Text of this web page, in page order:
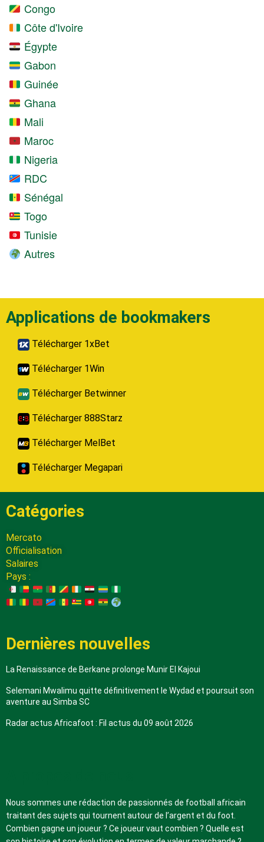
Congo
Côte d'Ivoire
Égypte
Gabon
Guinée
Ghana
Mali
Maroc
Nigeria
RDC
Sénégal
Togo
Tunisie
Autres
Applications de bookmakers
Télécharger 1xBet
Télécharger 1Win
Télécharger Betwinner
Télécharger 888Starz
Télécharger MelBet
Télécharger Megapari
Catégories
Mercato
Officialisation
Salaires
Pays :
Dernières nouvelles
La Renaissance de Berkane prolonge Munir El Kajoui
Selemani Mwalimu quitte définitivement le Wydad et poursuit son
aventure au Simba SC
Radar actus Africafoot : Fil actus du 09 août 2026
Nous sommes une rédaction de passionnés de football africain
traitant des sujets qui tournent autour de l’argent et du foot.
Combien gagne un joueur ? Ce joueur vaut combien ? Quelle est